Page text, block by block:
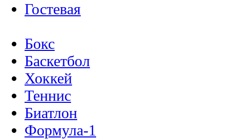
Гостевая
Бокс
Баскетбол
Хоккей
Теннис
Биатлон
Формула-1